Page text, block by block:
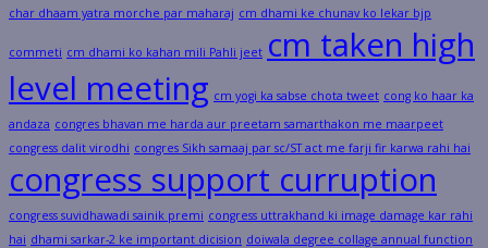
char dhaam yatra morche par maharaj cm dhami ke chunav ko lekar bjp
commeti cm dhami ko kahan mili Pahli jeet cm taken high
level meeting cm yogi ka sabse chota tweet cong ko haar ka
andaza congres bhavan me harda aur preetam samarthakon me maarpeet
congress dalit virodhi congres Sikh samaaj par sc/ST act me farji fir karwa rahi hai
congress support curruption
congress suvidhawadi sainik premi congress uttrakhand ki image damage kar rahi
hai dhami sarkar-2 ke important dicision doiwala degree collage annual function